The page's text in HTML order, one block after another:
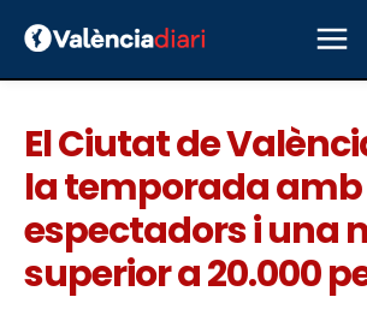
El Ciutat de
la temporada amb
espectadors i una
superior a 20.000